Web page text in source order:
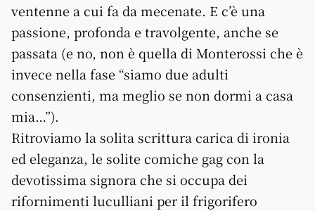
ventenne a cui fa da mecenate. E c’è una
passione, profonda e travolgente, anche se
passata (e no, non è quella di Monterossi che è
invece nella fase “siamo due adulti
consenzienti, ma meglio se non dormi a casa
mia…”).
Ritroviamo la solita scrittura carica di ironia
ed eleganza, le solite comiche gag con la
devotissima signora che si occupa dei
rifornimenti luculliani per il frigorifero